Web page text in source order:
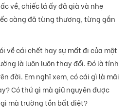
về, chiếc lá ấy đã già và nhẹ
càng đã từng thương, từng gắn
về cái chết hay sự mất đi của một
là luôn luôn thay đổi. Đó là tính
đời. Em nghĩ xem, có cái gì là mãi
Có thứ gì mà giữ nguyên được
mà trường tồn bất diệt?